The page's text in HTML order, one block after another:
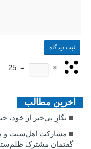
×
=
25
آخرین مطالب
نگارِ بی‌خبر از خود،
مشارکت اهل‌سنت و
گفتمان مشترک